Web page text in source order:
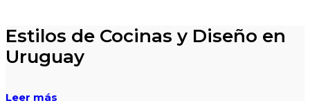
Estilos de Cocinas y Diseño en
Uruguay
Leer más